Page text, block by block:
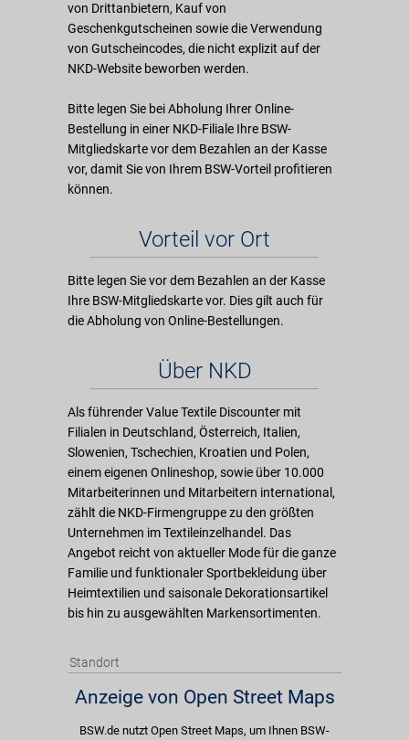
von Drittanbietern, Kauf von
Geschenkgutscheinen sowie die Verwendung
von Gutscheincodes, die nicht explizit auf der
NKD-Website beworben werden.
Bitte legen Sie bei Abholung Ihrer Online-
Bestellung in einer NKD-Filiale Ihre BSW-
Mitgliedskarte vor dem Bezahlen an der Kasse
vor, damit Sie von Ihrem BSW-Vorteil profitieren
können.
Vorteil vor Ort
Bitte legen Sie vor dem Bezahlen an der Kasse
Ihre BSW-Mitgliedskarte vor. Dies gilt auch für
die Abholung von Online-Bestellungen.
Über NKD
Als führender Value Textile Discounter mit
Filialen in Deutschland, Österreich, Italien,
Slowenien, Tschechien, Kroatien und Polen,
einem eigenen Onlineshop, sowie über 10.000
Mitarbeiterinnen und Mitarbeitern international,
zählt die NKD-Firmengruppe zu den größten
Unternehmen im Textileinzelhandel. Das
Angebot reicht von aktueller Mode für die ganze
Familie und funktionaler Sportbekleidung über
Heimtextilien und saisonale Dekorationsartikel
bis hin zu ausgewählten Markensortimenten.
Standort
Anzeige von Open Street Maps
BSW.de nutzt Open Street Maps, um Ihnen BSW-